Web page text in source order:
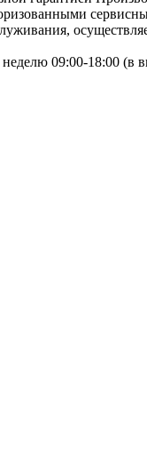
09:00-18:00